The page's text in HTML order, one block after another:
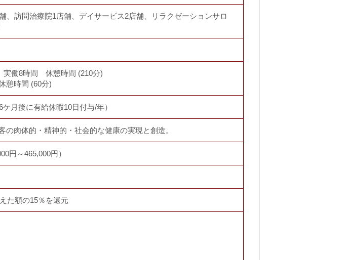
、訪問治療院1店舗、デイサービス2店舗、リラクゼーションサロ
働8時間 休憩時間 (210分)
時間 (60分)
月後に有給休暇10日付与/年）
の肉体的・精神的・社会的な健康の実現と創造。
円～465,000円）
た額の15％を還元